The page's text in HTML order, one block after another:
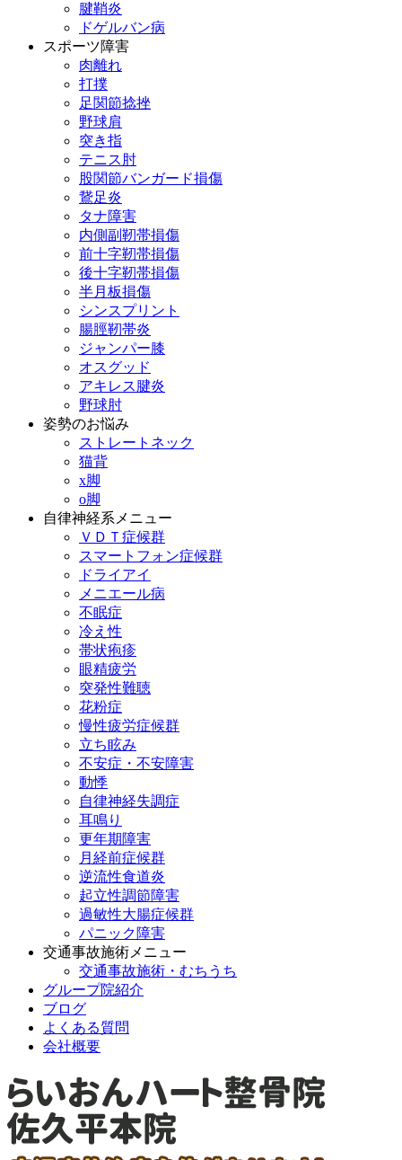
腱鞘炎
ドゲルバン病
スポーツ障害
肉離れ
打撲
足関節捻挫
野球肩
突き指
テニス肘
股関節バンガード損傷
鵞足炎
タナ障害
内側副靭帯損傷
前十字靭帯損傷
後十字靭帯損傷
半月板損傷
シンスプリント
腸脛靭帯炎
ジャンパー膝
オスグッド
アキレス腱炎
野球肘
姿勢のお悩み
ストレートネック
猫背
x脚
o脚
自律神経系メニュー
ＶＤＴ症候群
スマートフォン症候群
ドライアイ
メニエール病
不眠症
冷え性
帯状疱疹
眼精疲労
突発性難聴
花粉症
慢性疲労症候群
立ち眩み
不安症・不安障害
動悸
自律神経失調症
耳鳴り
更年期障害
月経前症候群
逆流性食道炎
起立性調節障害
過敏性大腸症候群
パニック障害
交通事故施術メニュー
交通事故施術・むちうち
グループ院紹介
ブログ
よくある質問
会社概要